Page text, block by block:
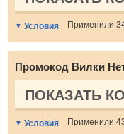
Условия Применили
Промокод Вилки
ПОКАЗАТЬ
Условия Применили